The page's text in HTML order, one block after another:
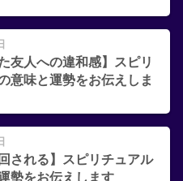
友人への違和感】スピリ
意味と運勢をお伝えしま
される】スピリチュアル
勢をお伝えします